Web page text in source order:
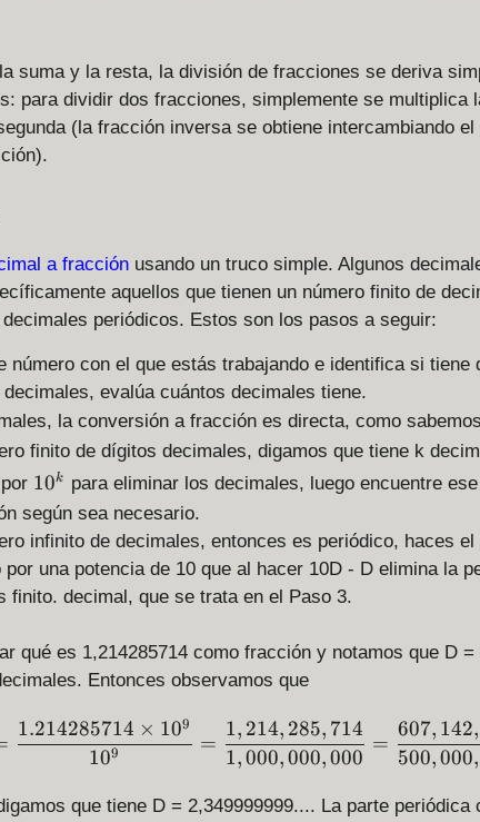
suma y la resta, la división de fracciones se deriva
para dividir dos fracciones, simplemente se multiplica
(la fracción inversa se obtiene intercambiando el
a fracción usando un truco simple. Algunos
aquellos que tienen un número finito de
periódicos. Estos son los pasos a seguir:
número con el que estás trabajando e identifica si tiene
evalúa cuántos decimales tiene.
la conversión a fracción es directa, como sabemos
finito de dígitos decimales, digamos que tiene k
1
^
k
10k para eliminar los decimales, luego encuentre ese
según sea necesario.
infinito de decimales, entonces es periódico, haces el
una potencia de 10 que al hacer 10D - D elimina la
finito. decimal, que se trata en el Paso 3.
qué es 1,214285714 como fracción y notamos que D =
Entonces observamos que
D = 1.214285714 =
109
1.214285714 × 109
=
1,000,000,000
1, 214, 285, 714
=
500,000,
607, 142,
que tiene D = 2,349999999.... La parte periódica